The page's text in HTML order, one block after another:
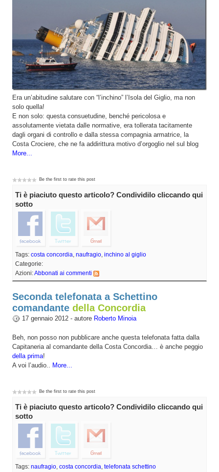
Era un’abitudine salutare con “l’inchino” l’Isola del Giglio, ma non
solo quella!
E non solo: questa consuetudine, benché pericolosa e
assolutamente vietata dalle normative, era tollerata tacitamente
dagli organi di controllo e dalla stessa compagnia armatrice, la
Costa Crociere, che ne fa addirittura motivo d’orgoglio nel sul blog
More...
Be the first to rate this post
Ti è piaciuto questo articolo? Condividilo cliccando qui
sotto
Tags: costa concordia, naufragio, inchino al giglio
Categorie:
Azioni:Abbonati ai commenti
Seconda telefonata a Schettino
comandante della Concordia
17 gennaio 2012 - autore Roberto Minoia
Beh, non posso non pubblicare anche questa telefonata fatta dalla
Capitaneria al comandante della Costa Concordia… è anche peggio
della prima!
A voi l’audio.. More...
Be the first to rate this post
Ti è piaciuto questo articolo? Condividilo cliccando qui
sotto
Tags: naufragio, costa concordia, telefonata schettino